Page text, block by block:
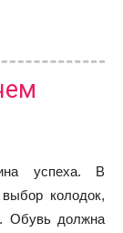
успеха. В
колодок,
Обувь должна